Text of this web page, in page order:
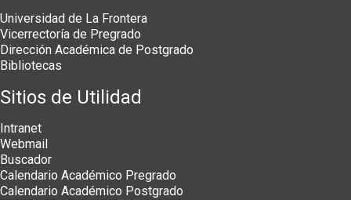
Universidad de La Frontera
Vicerrectoría de Pregrado
Dirección Académica de Postgrado
Bibliotecas
Sitios de Utilidad
Intranet
Webmail
Buscador
Calendario Académico Pregrado
Calendario Académico Postgrado